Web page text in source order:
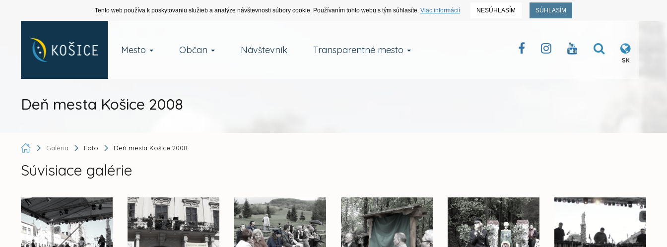
Tento web používa k poskytovaniu služieb a analýze návštevnosti súbory cookie. Používaním tohto webu s tým súhlasíte. Viac informácií NESÚHLASÍM SÚHLASÍM
Mesto Občan Návštevník Transparentné mesto
SK
Deň mesta Košice 2008
Galéria Foto Deň mesta Košice 2008
Súvisiace galérie